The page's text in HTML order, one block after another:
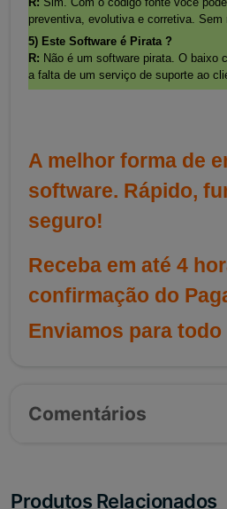
preventiva, evolutiva e corretiva. Sem
5) Este Software é Pirata ?
R: Não é um software pirata. O baixo
a falta de um serviço de suporte ao
A melhor forma de
software. Rápido,
seguro!
Receba em até 4
confirmação do
Enviamos para
Comentários
Produtos Relacionados